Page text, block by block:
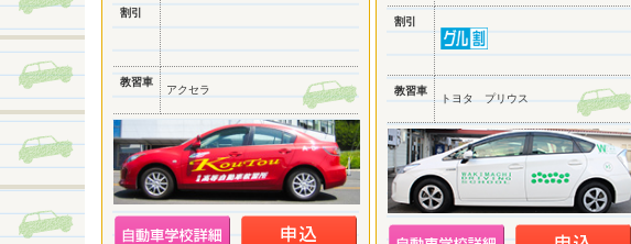
割引
教習車
アクセラ
割引
教習車
トヨタ プリウス